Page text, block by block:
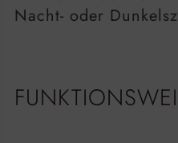
Nacht- oder